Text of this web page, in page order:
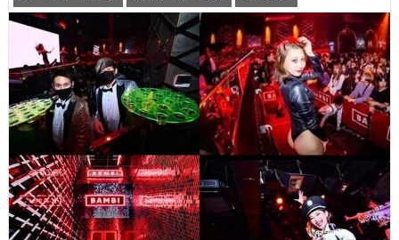
駅から徒歩5分以内 交通費支給 社員登用あり